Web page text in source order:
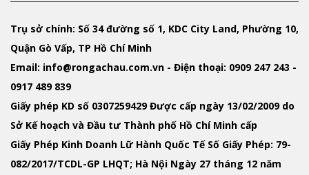
Trụ sở chính: Số 34 đường số 1, KDC City Land, Phường 10,
Quận Gò Vấp, TP Hồ Chí Minh
Email: info@rongachau.com.vn - Điện thoại: 0909 247 243 -
0917 489 839
Giấy phép KD số 0307259429 Được cấp ngày 13/02/2009 do
Sở Kế hoạch và Đầu tư Thành phố Hồ Chí Minh cấp
Giấy Phép Kinh Doanh Lữ Hành Quốc TếSố Giấy Phép: 79-
082/2017/TCDL-GP LHQT; Hà Nội Ngày 27 tháng 12 năm